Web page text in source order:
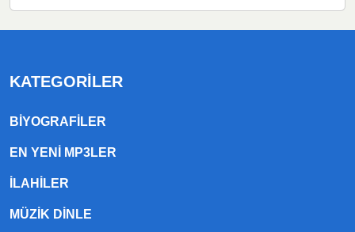
KATEGORILER
BIYOGRAFILER
EN YENI MP3LER
ILAHILER
MÜZIK DINLE